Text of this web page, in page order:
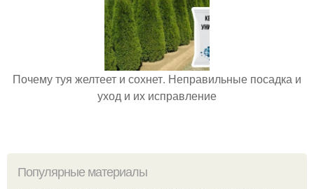
Почему туя желтеет и сохнет. Неправильные посадка и
уход и их исправление
Популярные материалы